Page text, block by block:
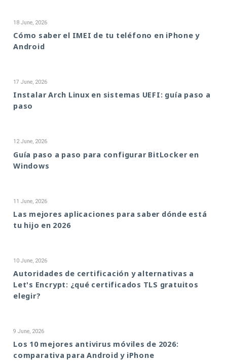
18 June, 2026
Cómo saber el IMEI de tu teléfono en iPhone y
Android
17 June, 2026
Instalar Arch Linux en sistemas UEFI: guía paso a
paso
12 June, 2026
Guía paso a paso para configurar BitLocker en
Windows
11 June, 2026
Las mejores aplicaciones para saber dónde está
tu hijo en 2026
10 June, 2026
Autoridades de certificación y alternativas a
Let's Encrypt: ¿qué certificados TLS gratuitos
elegir?
9 June, 2026
Los 10 mejores antivirus móviles de 2026:
comparativa para Android y iPhone